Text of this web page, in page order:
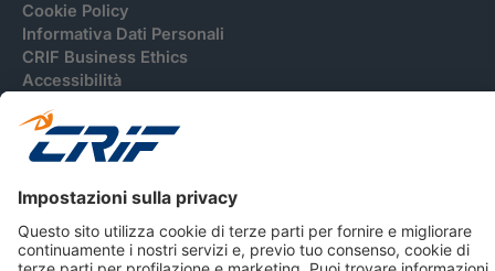
Cookie Policy
Informativa Dati Personali
CRIF Business Ethics
Accessibilità
Creditizie
© 2026 CRIF S.p.A. Tutti i diritti riservati.
Via della Beverara, 21 / 40131 Bologna / Italy Cap. Soc.